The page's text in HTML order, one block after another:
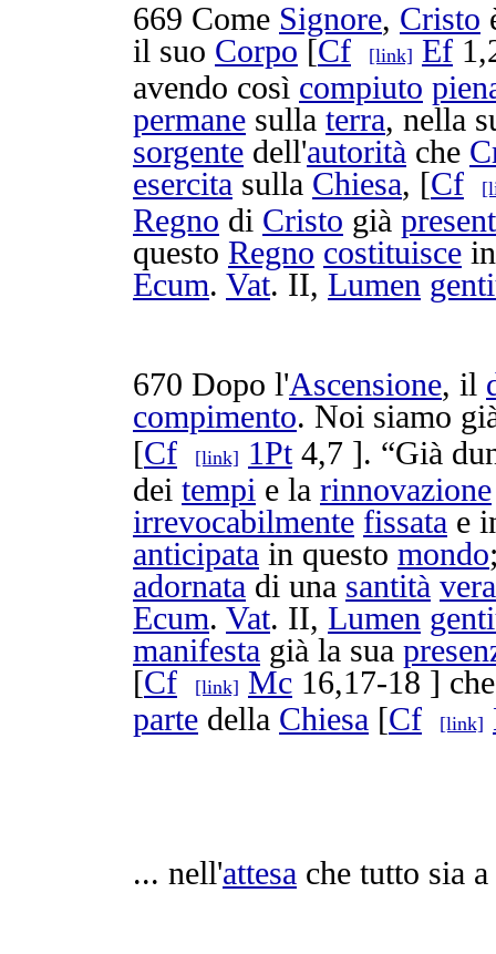
669 Come Signore, Cristo
il suo Corpo [Cf [link] Ef
avendo così compiuto
permane sulla terra, nella
sorgente dell'autorità che
esercita sulla Chiesa, [Cf
Regno di Cristo già
questo Regno costituisce
Ecum. Vat. II, Lumen
670 Dopo l'Ascensione, il
compimento. Noi siamo
[Cf [link] 1Pt4,7 ]. “Già
dei tempi e la rinnovazione
irrevocabilmente fissata e
anticipata in questo mondo
adornata di una santità vera
Ecum. Vat. II, Lumen
manifesta già la sua
[Cf [link] Mc 16,17-18 ]
parte della Chiesa [Cf [link]
... nell'attesa che tutto sia